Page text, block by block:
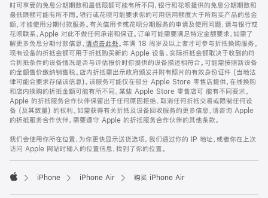
时可享受的免息分期期数和最低限额可能有所不同，银行和花呗提供的免息分期期数和
最低限额可能有所不同。银行或花呗可能要求你的可用信用额度大于所购买产品的总金
额，才能使用分期付款服务。有关信用卡或花呗分期服务的申请及使用问题，请与银行或
花呗联系，Apple 对此不做任何承诺和保证。订单可能需要满足特定金额要求，如需了
解更多免息分期付款信息， 请点击此处。年满 18 周岁及以上者才可参与折抵换购服务。
现有设备的折抵金额可用于折抵购买新的 Apple 设备。实际折抵金额取决于收到的符
合折抵条件的设备情况是否与评估报价时你提供的设备描述相符合。可能需按照新设备
的全额售价缴纳销售税。店内折抵需出示政府颁发并附有照片的有效身份证件 (当地法
律可能会要求存储该信息)。该服务可能仅在部分 Apple Store 零售店提供，在线换购
和店内换购的折抵金额可能有所不同。某些 Apple Store 零售店可 能有不同要求。
Apple 的折抵服务合作伙伴保留出于任何原因拒绝、取消任何折抵交易或限制任何设
备 (及其数量) 的权利。如需获得有关折抵及设备回收服务的更多信息，请咨询 Apple
的折抵服务合作伙伴。需要遵守 Apple 的折抵服务合作伙伴的其他条款。
我们会使用你所在位置，为你更快显示送货选项。我们通过你的 IP 地址，或者你在上次
访问 Apple 网站时输入的位置信息，找到了你的位置。
iPhone iPhone Air 购买 iPhone Air